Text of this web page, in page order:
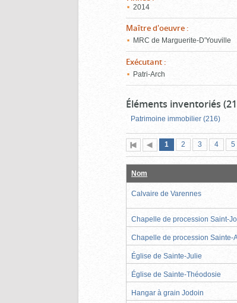
2014
Maître d'oeuvre :
MRC de Marguerite-D'Youville
Exécutant :
Patri-Arch
Éléments inventoriés
Patrimoine immobilier (216)
Première
page
Page
précédente
Page
1 (page
actuelle)
Page
2 Page
3 Page
4 5
Nom
Calvaire de Varennes
Chapelle de procession Saint-
Chapelle de procession Sainte-
Église de Sainte-Julie
Église de Sainte-Théodosie
Hangar à grain Jodoin